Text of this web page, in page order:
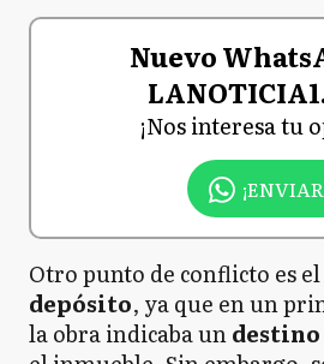
Nuevo
¡Nos interesa tu
Otro punto de conflicto es
depósito, ya que en un
la obra indicaba un